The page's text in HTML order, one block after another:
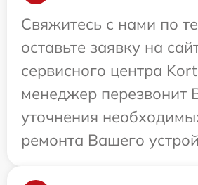
Свяжитесь с нами по
оставьте заявку на
сервисного центра
менеджер перезвонит
уточнения
ремонта Вашего